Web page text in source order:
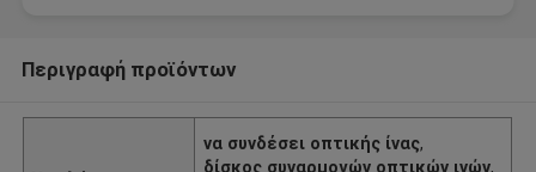
Περιγραφή προϊόντων
να συνδέσει οπτικής ίνας,
δίσκος συναρμογών οπτικών ινών,